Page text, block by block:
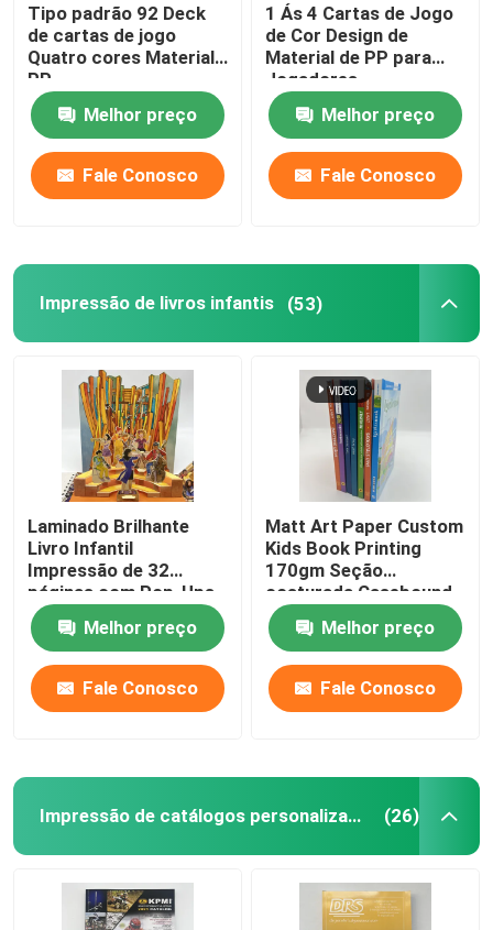
Tipo padrão 92 Deck
de cartas de jogo
Quatro cores Material
PP
Melhor preço
Fale Conosco
1 Ás 4 Cartas de Jogo
de Cor Design de
Material de PP para
Jogadores
Melhor preço
Fale Conosco
Impressão de livros infantis (53)
Laminado Brilhante
Livro Infantil
Impressão de 32
páginas com Pop-Ups
em tamanho 8.5x11
Melhor preço
Fale Conosco
Matt Art Paper Custom
Kids Book Printing
170gm Seção
costurada Casebound
Melhor preço
Fale Conosco
Impressão de catálogos personalizados (26)